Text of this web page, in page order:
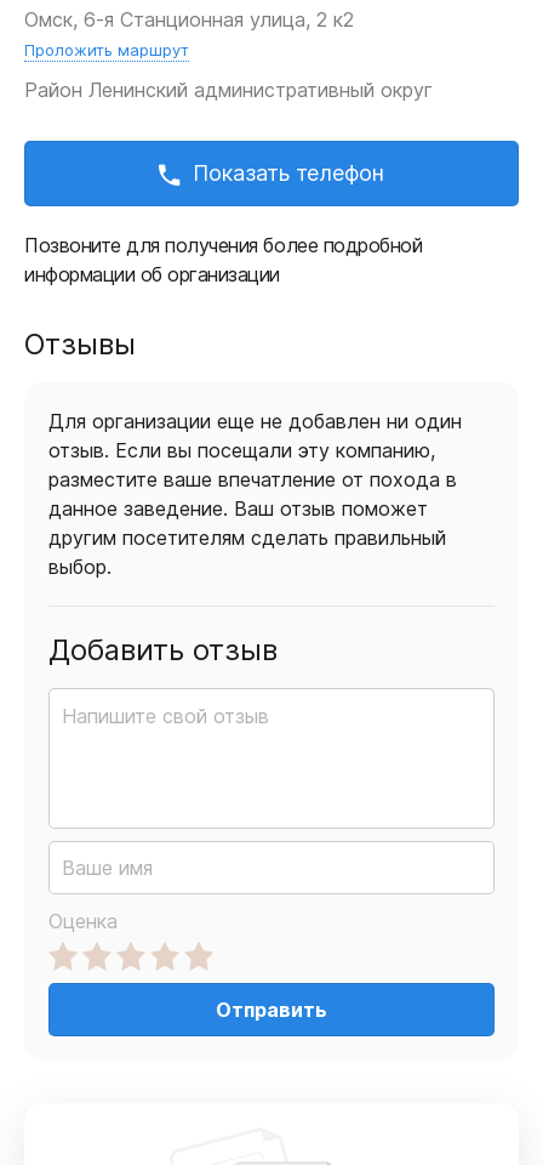
Омск, 6-я Станционная улица, 2 к2
Проложить маршрут
Район Ленинский административный округ
Показать телефон
Позвоните для получения более подробной
информации об организации
Отзывы
Для организации еще не добавлен ни один
отзыв. Если вы посещали эту компанию,
разместите ваше впечатление от похода в
данное заведение. Ваш отзыв поможет
другим посетителям сделать правильный
выбор.
Добавить отзыв
Оценка
Отправить